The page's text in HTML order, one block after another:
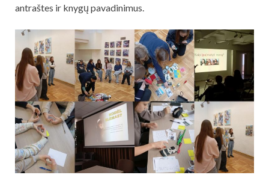
antraštes ir knygų pavadinimus.